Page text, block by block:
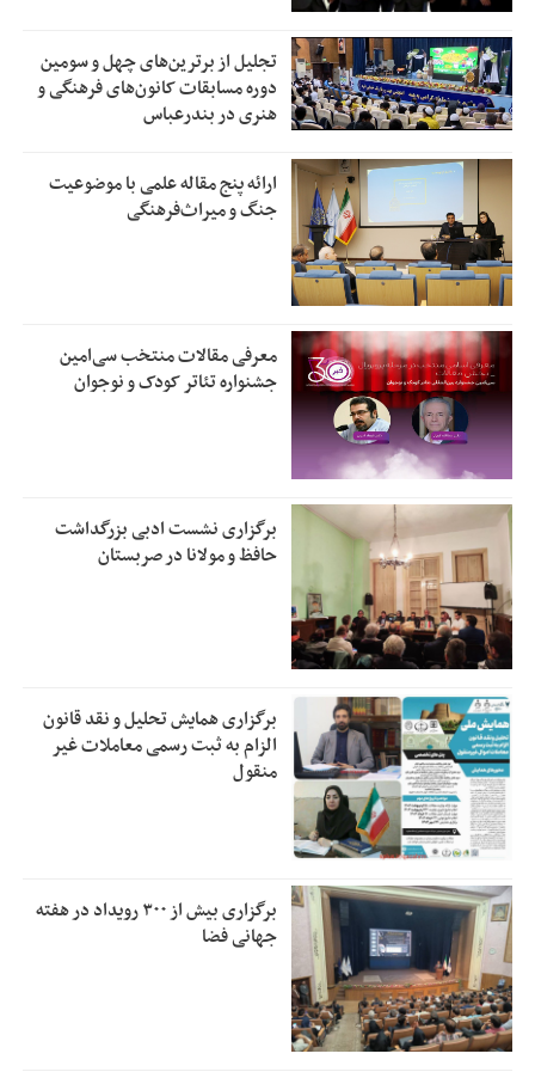
تجلیل از بر‌ترین‌های چهل و سومین
دوره مسابقات کانون‌های فرهنگی و
هنری در بندرعباس
ارائه پنج مقاله علمی با موضوعیت
جنگ و میراث‌فرهنگی
معرفی مقالات منتخب سی‌امین
جشنواره تئاتر کودک و نوجوان
برگزاری نشست ادبی بزرگداشت
حافظ و مولانا در صربستان
برگزاری همایش تحلیل و نقد قانون
الزام به ثبت رسمی معاملات غیر
منقول
برگزاری بیش از ۳۰۰ رویداد در هفته
جهانی فضا